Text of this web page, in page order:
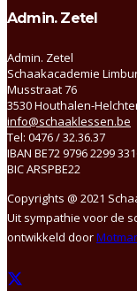
Admin. Zetel
Admin. Zetel
Schaakacademie
Musstraat 76
3530 Houthalen-
info@schaaklessen.be
Tel: 0476 / 32.36.37
IBAN BE72 9796 2299
BIC ARSPBE22
Copyrights @ 2021
Uit sympathie voor de
ontwikkeld door